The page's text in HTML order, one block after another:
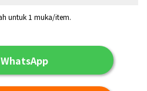
untuk 1 muka/item.
WhatsApp